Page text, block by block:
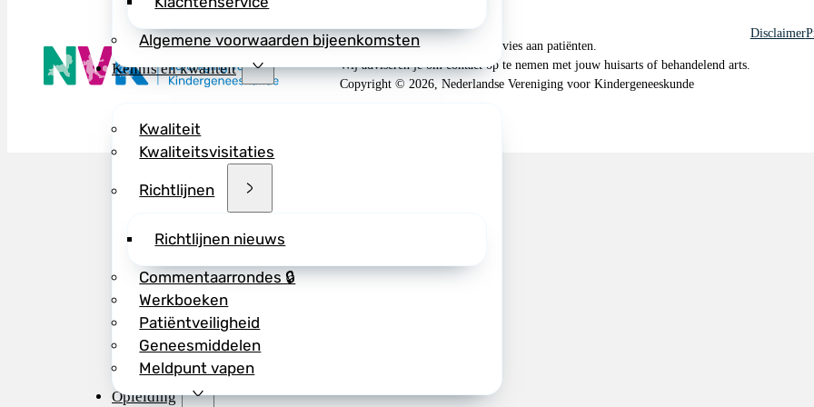
Algemene voorwaarden bijeenkomsten
Kennis en kwaliteit
Kwaliteit
Kwaliteitsvisitaties
Richtlijnen
Richtlijnen nieuws
Commentaarrondes 🔒
Werkboeken
Patiëntveiligheid
Geneesmiddelen
Meldpunt vapen
Opleiding
De NVK geeft geen medisch advies aan patiënten.
Wij adviseren je om contact op te nemen met jouw huisarts of behandelend arts.
Copyright © 2026, Nederlandse Vereniging voor Kindergeneeskunde
Disclaimer